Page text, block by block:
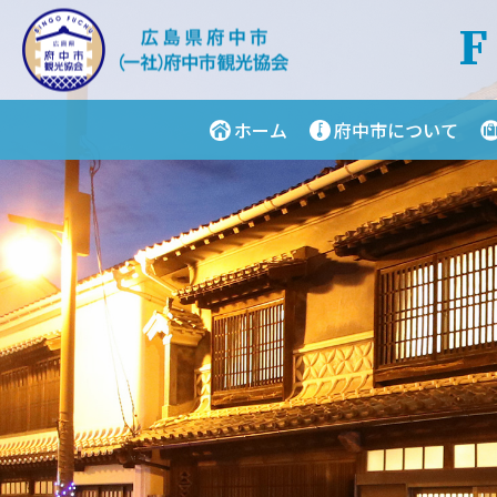
ホーム 府中市について